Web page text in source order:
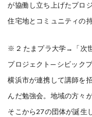
が協働し立ち上げたプロ
住宅地とコミュニティの
※２ たまプラ大学→「次
プロジェクト─ シビック
横浜市が連携して講師を
んだ勉強会。地域の方々
そこから27の団体が誕生